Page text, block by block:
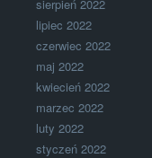
sierpień 2022
lipiec 2022
czerwiec 2022
maj 2022
kwiecień 2022
marzec 2022
luty 2022
styczeń 2022